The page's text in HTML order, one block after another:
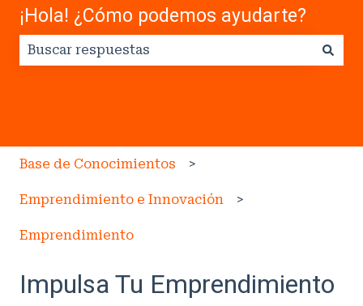
¡Hola! ¿Cómo podemos ayudarte?
Base de Conocimientos
Emprendimiento e Innovación
Emprendimiento
Impulsa Tu Emprendimiento